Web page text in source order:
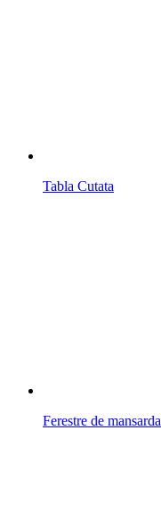
Tabla Cutata
Ferestre de